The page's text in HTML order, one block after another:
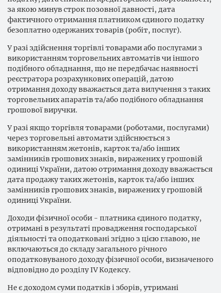
за якою минув строк позовної давності, дата
фактичного отримання платником єдиного податку
безоплатно одержаних товарів (робіт, послуг).
У разі здійснення торгівлі товарами або послугами з
використанням торговельних автоматів чи іншого
подібного обладнання, що не передбачає наявності
реєстратора розрахункових операцій, датою
отримання доходу вважається дата вилучення з таких
торговельних апаратів та/або подібного обладнання
грошової виручки.
У разі якщо торгівля товарами (роботами, послугами)
через торговельні автомати здійснюється з
використанням жетонів, карток та/або інших
замінників грошових знаків, виражених у грошовій
одиниці України, датою отримання доходу вважається
дата продажу таких жетонів, карток та/або інших
замінників грошових знаків, виражених у грошовій
одиниці України.
Доходи фізичної особи - платника єдиного податку,
отримані в результаті провадження господарської
діяльності та оподатковані згідно з цією главою, не
включаються до складу загального річного
оподатковуваного доходу фізичної особи, визначеного
відповідно до розділу IV Кодексу.
Не є доходом суми податків і зборів, утримані